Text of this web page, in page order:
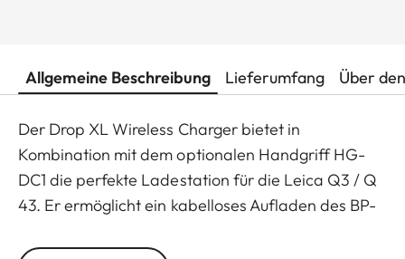
Allgemeine Beschreibung Lieferumfang Über
Der Drop XL Wireless Charger bietet in
Kombination mit dem optionalen Handgriff HG-
DC1 die perfekte Ladestation für die Leica Q3 / Q
43. Er ermöglicht ein kabelloses Aufladen des BP-